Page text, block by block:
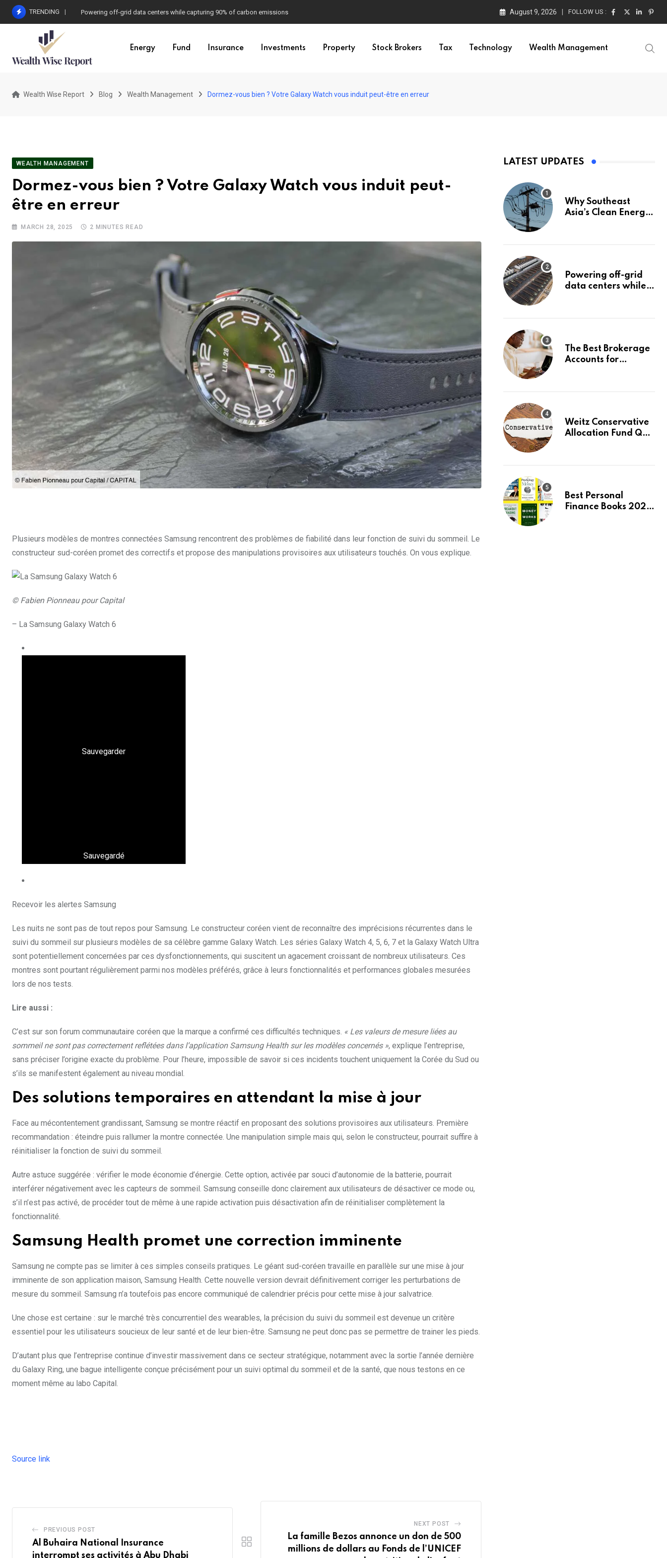
Skip
TRENDING Powering off-grid data centers while capturing 90% of carbon emissions August 9, 2026 FOLLOW US :
Energy Fund Insurance Investments Property Stock Brokers Tax Technology Wealth Management
Wealth Wise Report Blog Wealth Management Dormez-vous bien ? Votre Galaxy Watch vous induit peut-être en erreur
WEALTH MANAGEMENT
Dormez-vous bien ? Votre Galaxy Watch vous induit peut-
être en erreur
MARCH 28, 2025 2 MINUTES READ
Plusieurs modèles de montres connectées Samsung rencontrent des problèmes de fiabilité dans leur fonction de suivi du sommeil. Le
constructeur sud-coréen promet des correctifs et propose des manipulations provisoires aux utilisateurs touchés. On vous explique.
© Fabien Pionneau pour Capital
– La Samsung Galaxy Watch 6
Sauvegarder
Sauvegardé
Recevoir les alertes Samsung
Les nuits ne sont pas de tout repos pour Samsung. Le constructeur coréen vient de reconnaître des imprécisions récurrentes dans le
suivi du sommeil sur plusieurs modèles de sa célèbre gamme Galaxy Watch. Les séries Galaxy Watch 4, 5, 6, 7 et la Galaxy Watch Ultra
sont potentiellement concernées par ces dysfonctionnements, qui suscitent un agacement croissant de nombreux utilisateurs. Ces
montres sont pourtant régulièrement parmi nos modèles préférés, grâce à leurs fonctionnalités et performances globales mesurées
lors de nos tests.
Lire aussi :
C’est sur son forum communautaire coréen que la marque a confirmé ces difficultés techniques. « Les valeurs de mesure liées au
sommeil ne sont pas correctement reflétées dans l’application Samsung Health sur les modèles concernés », explique l’entreprise,
sans préciser l’origine exacte du problème. Pour l’heure, impossible de savoir si ces incidents touchent uniquement la Corée du Sud ou
s’ils se manifestent également au niveau mondial.
Des solutions temporaires en attendant la mise à jour
Face au mécontentement grandissant, Samsung se montre réactif en proposant des solutions provisoires aux utilisateurs. Première
recommandation : éteindre puis rallumer la montre connectée. Une manipulation simple mais qui, selon le constructeur, pourrait suffire à
réinitialiser la fonction de suivi du sommeil.
Autre astuce suggérée : vérifier le mode économie d’énergie. Cette option, activée par souci d’autonomie de la batterie, pourrait
interférer négativement avec les capteurs de sommeil. Samsung conseille donc clairement aux utilisateurs de désactiver ce mode ou,
s’il n’est pas activé, de procéder tout de même à une rapide activation puis désactivation afin de réinitialiser complètement la
fonctionnalité.
Samsung Health promet une correction imminente
Samsung ne compte pas se limiter à ces simples conseils pratiques. Le géant sud-coréen travaille en parallèle sur une mise à jour
imminente de son application maison, Samsung Health. Cette nouvelle version devrait définitivement corriger les perturbations de
mesure du sommeil. Samsung n’a toutefois pas encore communiqué de calendrier précis pour cette mise à jour salvatrice.
Une chose est certaine : sur le marché très concurrentiel des wearables, la précision du suivi du sommeil est devenue un critère
essentiel pour les utilisateurs soucieux de leur santé et de leur bien-être. Samsung ne peut donc pas se permettre de trainer les pieds.
D’autant plus que l’entreprise continue d’investir massivement dans ce secteur stratégique, notamment avec la sortie l’année dernière
du Galaxy Ring, une bague intelligente conçue précisément pour un suivi optimal du sommeil et de la santé, que nous testons en ce
moment même au labo Capital.
Source link
PREVIOUS POST
Al Buhaira National Insurance
interrompt ses activités à Abu Dhabi
NEXT POST
La famille Bezos annonce un don de 500
millions de dollars au Fonds de l’UNICEF
LATEST UPDATES
Why Southeast
Asia’s Clean Energy
Powering off-grid
data centers while
The Best Brokerage
Accounts for
Stock in Under 10
Weitz Conservative
Allocation Fund Q2
Best Personal
Finance Books 2026: